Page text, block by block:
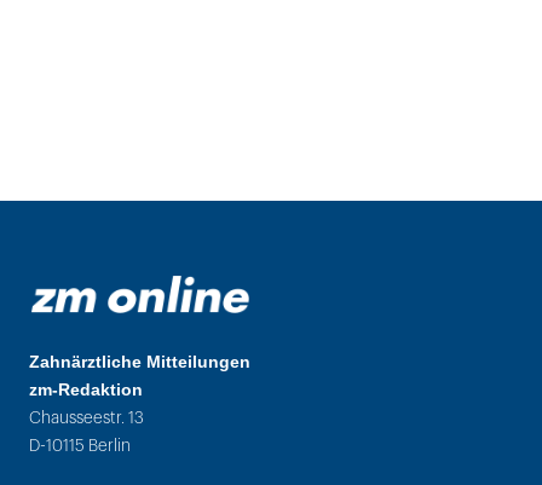
Zahnärztliche Mitteilungen
zm-Redaktion
Chausseestr. 13
D-10115 Berlin